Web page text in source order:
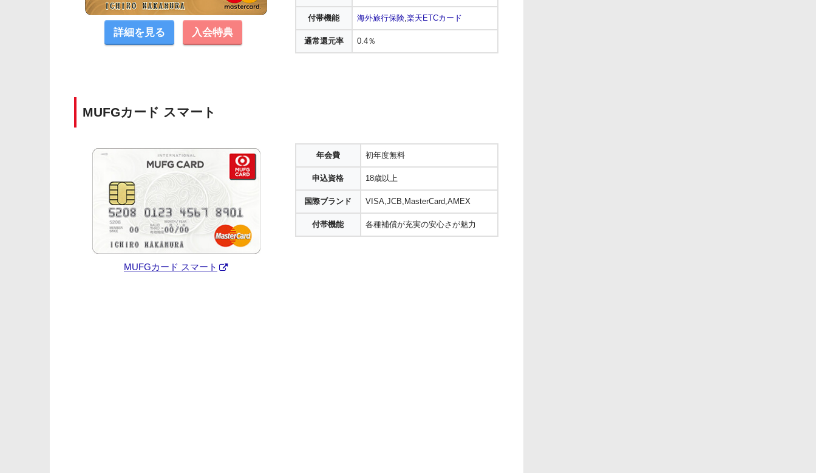
詳細を見る 入会特典
付帯機能 海外旅行保険, 楽天ETCカード
通常還元率 0.4％
MUFGカード スマート
MUFGカード スマート
年会費 初年度無料
申込資格 18歳以上
国際ブランド VISA,JCB,MasterCard,AMEX
付帯機能 各種補償が充実の安心さが魅力